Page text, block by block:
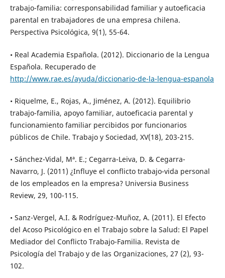
trabajo-familia: corresponsabilidad familiar y autoeficacia
parental en trabajadores de una empresa chilena.
Perspectiva Psicológica, 9(1), 55-64.
• Real Academia Española. (2012). Diccionario de la Lengua
Española. Recuperado de
http://www.rae.es/ayuda/diccionario-de-la-lengua-espanola
• Riquelme, E., Rojas, A., Jiménez, A. (2012). Equilibrio
trabajo-familia, apoyo familiar, autoeficacia parental y
funcionamiento familiar percibidos por funcionarios
públicos de Chile. Trabajo y Sociedad, XV(18), 203-215.
• Sánchez-Vidal, Mª. E.; Cegarra-Leiva, D. & Cegarra-
Navarro, J. (2011) ¿Influye el conflicto trabajo-vida personal
de los empleados en la empresa? Universia Business
Review, 29, 100-115.
• Sanz-Vergel, A.I. & Rodríguez-Muñoz, A. (2011). El Efecto
del Acoso Psicológico en el Trabajo sobre la Salud: El Papel
Mediador del Conflicto Trabajo-Familia. Revista de
Psicología del Trabajo y de las Organizaciones, 27 (2), 93-
102.